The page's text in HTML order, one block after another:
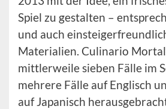
Spiel zu gestalten –
und auch
Materialien. Culinario
mittlerweile sieben Fälle im
mehrere Fälle auf Englisch
auf Japanisch